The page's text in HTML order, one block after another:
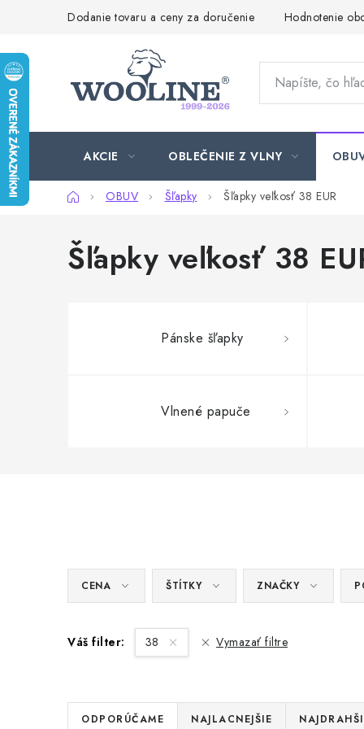
Dodanie tovaru a ceny za doručenie Hodnotenie
AKCIE OBLEČENIE Z VLNY
DomovOBUV Šľapky Šľapky veľkosť 38 EUR
Šľapky veľkosť 38
Pánske šľapky
Vlnené papuče
CENA ŠTÍTKY ZNAČKY
Váš filter: 38 Vymazať filtre
RODPORÚČAME NAJLACNEJŠIE